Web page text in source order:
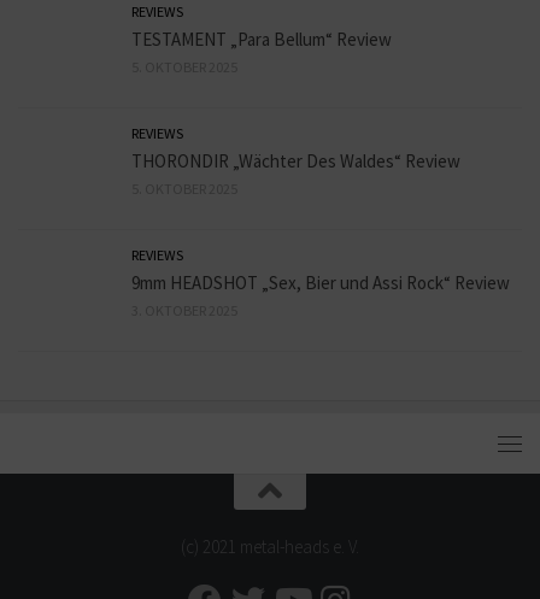
REVIEWS
TESTAMENT „Para Bellum“ Review
REVIEWS
THORONDIR „Wächter Des Waldes“ Review
REVIEWS
9mm HEADSHOT „Sex, Bier und Assi Rock“ Review
(c) 2021 metal-heads e. V.